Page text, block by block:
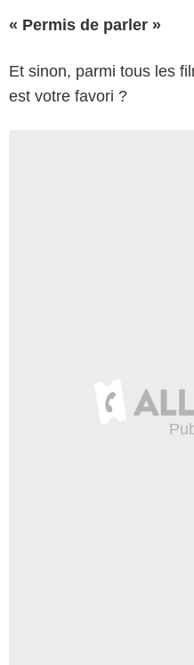
« Permis de parler »
Et sinon, parmi tous les
est votre favori ?